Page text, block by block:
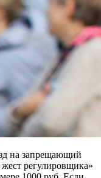
на запрещающий
регулировщика»